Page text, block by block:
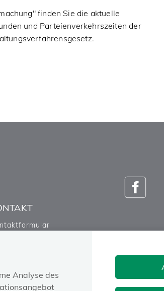
Analyse des
finden Sie die aktuelle
und Parteienverkehrszeiten der